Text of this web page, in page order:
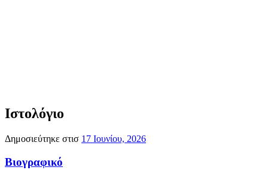
Ιστολόγιο
Δημοσιεύτηκε στισ 17 Ιουνίου, 2026
Βιογραφικό